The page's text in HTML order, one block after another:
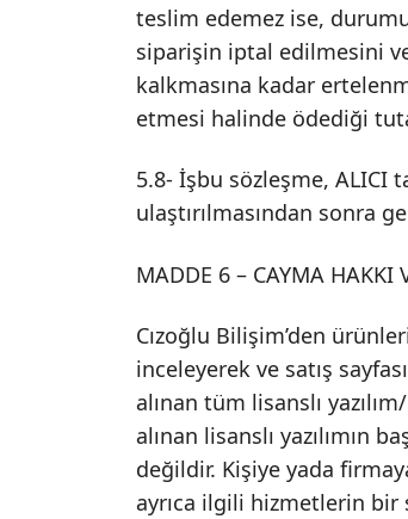
teslim edemez ise,
siparişin iptal edilmesini
kalkmasına kadar
etmesi halinde ödediği
5.8- İşbu sözleşme, ALICI
ulaştırılmasından sonra
MADDE 6 – CAYMA HAKKI
Cızoğlu Bilişim’den
inceleyerek ve satış
alınan tüm lisanslı
alınan lisanslı yazılımın
değildir. Kişiye yada
ayrıca ilgili hizmetlerin bir